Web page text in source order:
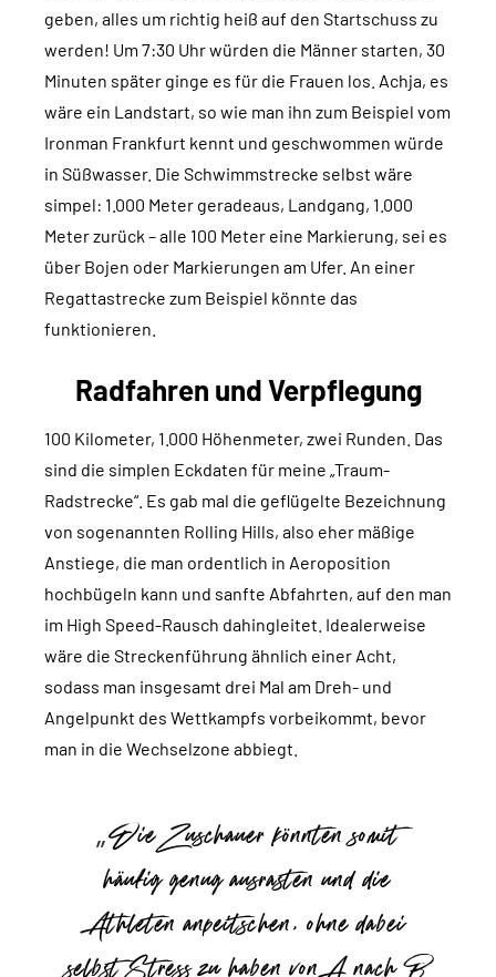
geben, alles um richtig heiß auf den Startschuss zu
werden! Um 7:30 Uhr würden die Männer starten, 30
Minuten später ginge es für die Frauen los. Achja, es
wäre ein Landstart, so wie man ihn zum Beispiel vom
Ironman Frankfurt kennt und geschwommen würde
in Süßwasser. Die Schwimmstrecke selbst wäre
simpel: 1.000 Meter geradeaus, Landgang, 1.000
Meter zurück – alle 100 Meter eine Markierung, sei es
über Bojen oder Markierungen am Ufer. An einer
Regattastrecke zum Beispiel könnte das
funktionieren.
Radfahren und Verpflegung
100 Kilometer, 1.000 Höhenmeter, zwei Runden. Das
sind die simplen Eckdaten für meine „Traum-
Radstrecke“. Es gab mal die geflügelte Bezeichnung
von sogenannten Rolling Hills, also eher mäßige
Anstiege, die man ordentlich in Aeroposition
hochbügeln kann und sanfte Abfahrten, auf den man
im High Speed-Rausch dahingleitet. Idealerweise
wäre die Streckenführung ähnlich einer Acht,
sodass man insgesamt drei Mal am Dreh- und
Angelpunkt des Wettkampfs vorbeikommt, bevor
man in die Wechselzone abbiegt.
Die Zuschauer könnten somit
häufig genug ausrasten und die
Athleten anpeitschen, ohne dabei